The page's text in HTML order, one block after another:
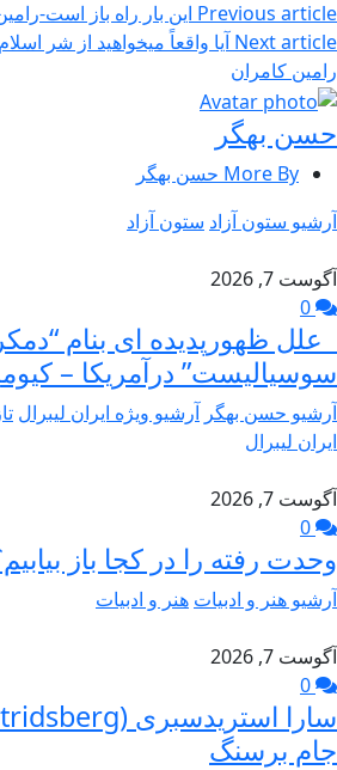
Previous article این بار راه باز است-
Next article آیا واقعاً میخواهید از شر
رامین کامران
حسن بهگر
More By حسن بهگر
آرشیو ستون آزاد ستون آزاد
آگوست 7, 2026
علل ظهورپدیده ای بنام
سوسیالیست” درآمریکا –
آرشیو حسن بهگر آرشیو ویژه ایران لیبرال
ایران لیبرال
آگوست 7, 2026
وحدت رفته را در کجا باز
آرشیو هنر و ادبیات هنر و ادبیات
آگوست 7, 2026
جام برسنگ